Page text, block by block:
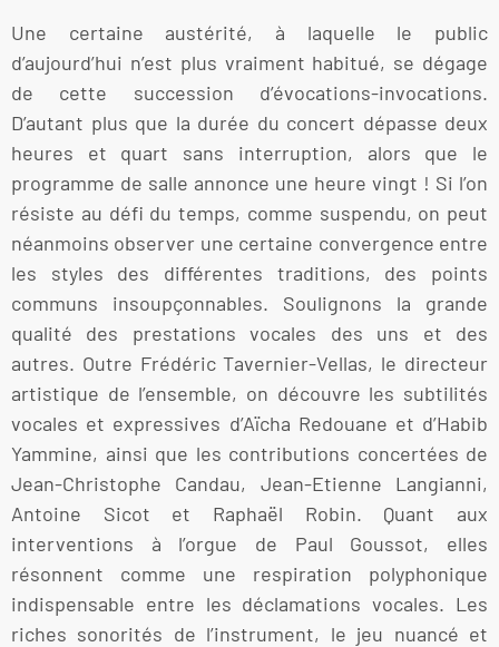
Une certaine austérité, à laquelle le public
d’aujourd’hui n’est plus vraiment habitué, se dégage
de cette succession d’évocations-invocations.
D’autant plus que la durée du concert dépasse deux
heures et quart sans interruption, alors que le
programme de salle annonce une heure vingt ! Si l’on
résiste au défi du temps, comme suspendu, on peut
néanmoins observer une certaine convergence entre
les styles des différentes traditions, des points
communs insoupçonnables. Soulignons la grande
qualité des prestations vocales des uns et des
autres. Outre Frédéric Tavernier-Vellas, le directeur
artistique de l’ensemble, on découvre les subtilités
vocales et expressives d’Aïcha Redouane et d’Habib
Yammine, ainsi que les contributions concertées de
Jean-Christophe Candau, Jean-Etienne Langianni,
Antoine Sicot et Raphaël Robin. Quant aux
interventions à l’orgue de Paul Goussot, elles
résonnent comme une respiration polyphonique
indispensable entre les déclamations vocales. Les
riches sonorités de l’instrument, le jeu nuancé et